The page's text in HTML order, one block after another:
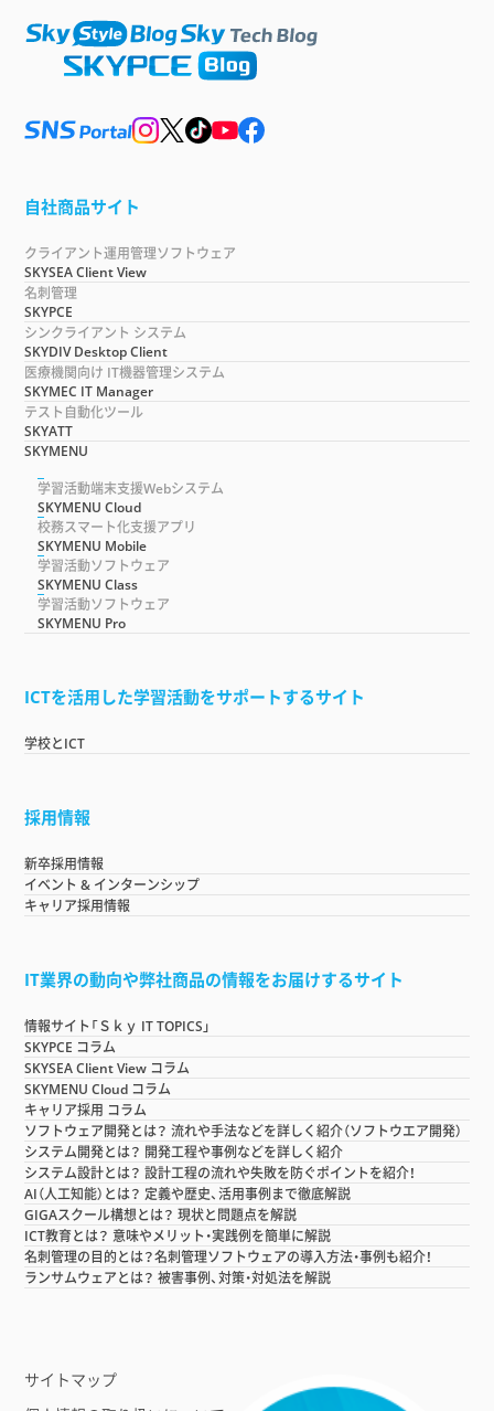
自社商品サイト
クライアント運用管理ソフトウェア
SKYSEA Client View
名刺管理
SKYPCE
シンクライアント システム
SKYDIV Desktop Client
医療機関向け IT機器管理システム
SKYMEC IT Manager
テスト自動化ツール
SKYATT
SKYMENU
学習活動端末支援Webシステム
SKYMENU Cloud
校務スマート化支援アプリ
SKYMENU Mobile
学習活動ソフトウェア
SKYMENU Class
学習活動ソフトウェア
SKYMENU Pro
ICTを活用した学習活動をサポートするサイト
学校とICT
採用情報
新卒採用情報
イベント & インターンシップ
キャリア採用情報
IT業界の動向や弊社商品の情報をお届けするサイト
情報サイト「Ｓｋｙ IT TOPICS」
SKYPCE コラム
SKYSEA Client View コラム
SKYMENU Cloud コラム
キャリア採用 コラム
ソフトウェア開発とは？ 流れや手法などを詳しく紹介（ソフトウエア開発）
システム開発とは？ 開発工程や事例などを詳しく紹介
システム設計とは？ 設計工程の流れや失敗を防ぐポイントを紹介！
AI（人工知能）とは？ 定義や歴史、活用事例まで徹底解説
GIGAスクール構想とは？ 現状と問題点を解説
ICT教育とは？ 意味やメリット・実践例を簡単に解説
名刺管理の目的とは？名刺管理ソフトウェアの導入方法・事例も紹介！
ランサムウェアとは？ 被害事例、対策・対処法を解説
サイトマップ